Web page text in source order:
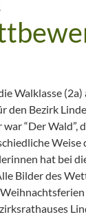
Walklasse (2a)
den Bezirk
“Der Wald”,
hat bei
Bilder des